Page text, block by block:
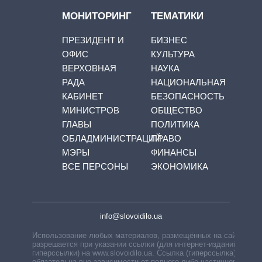
МОНИТОРИНГ
ПРЕЗИДЕНТ И
ОФИС
ВЕРХОВНАЯ
РАДА
КАБИНЕТ
МИНИСТРОВ
ГЛАВЫ
ОБЛАДМИНИСТРАЦИЙ
МЭРЫ
ВСЕ ПЕРСОНЫ
ТЕМАТИКИ
БИЗНЕС
КУЛЬТУРА
НАУКА
НАЦИОНАЛЬНАЯ
БЕЗОПАСНОСТЬ
ОБЩЕСТВО
ПОЛИТИКА
ПРАВО
ФИНАНСЫ
ЭКОНОМИКА
info@slovoidilo.ua
Использование любых материалов, размещённых на сайте,
разрешается при указании ссылки (для интернет-изданий —
гиперссылки) на www.slovoidilo.ua. Ссылка (гиперссылка)